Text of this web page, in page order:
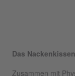
Das
Zusammen mit